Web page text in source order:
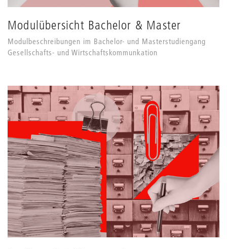
Modulübersicht Bachelor & Master
Modulbeschreibungen im Bachelor- und Masterstudiengang
Gesellschafts- und Wirtschaftskommunkation